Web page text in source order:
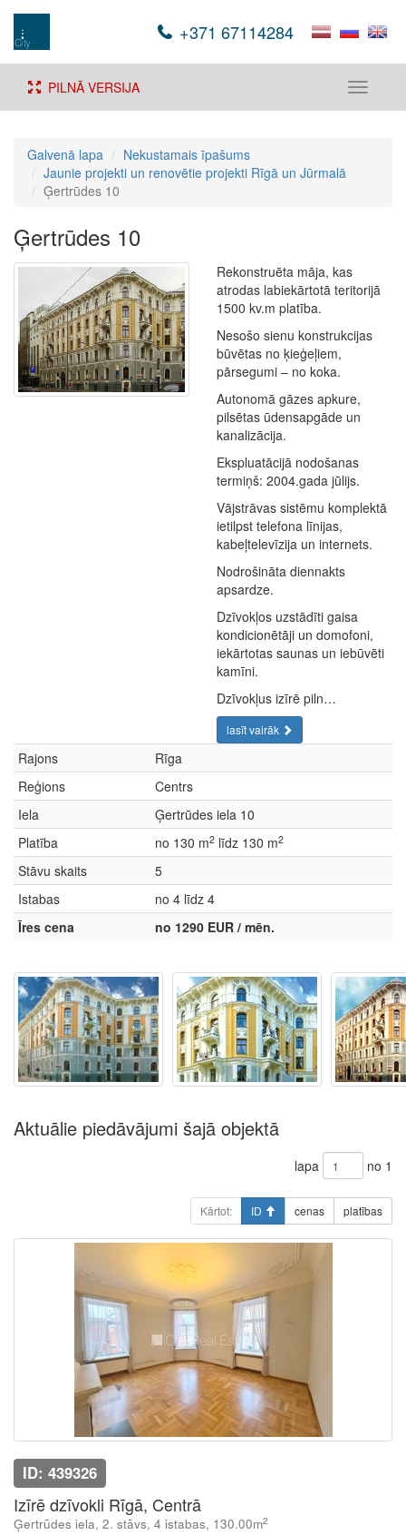
+371 67114284
Toggle
PILNĀ VERSIJA
Galvenā lapa
Nekustamais īpašums
Jaunie projekti un renovētie projekti Rīgā un Jūrmalā
Ģertrūdes 10
Ģertrūdes 10
Rekonstruēta māja, kas
atrodas labiekārtotā teritorijā
1500 kv.m platība.
Nesošo sienu konstrukcijas
būvētas no ķieģeļiem,
pārsegumi – no koka.
Autonomā gāzes apkure,
pilsētas ūdensapgāde un
kanalizācija.
Ekspluatācijā nodošanas
termiņš: 2004.gada jūlijs.
Vājstrāvas sistēmu komplektā
ietilpst telefona līnijas,
kabeļtelevīzija un internets.
Nodrošināta diennakts
apsardze.
Dzīvokļos uzstādīti gaisa
kondicionētāji un domofoni,
iekārtotas saunas un iebūvēti
kamīni.
Dzīvokļus izīrē piln…
lasīt vairāk
Rajons
Rīga
Reģions
Centrs
Iela
Ģertrūdes iela 10
Platība
no 130 m2 līdz 130 m2
Stāvu skaits
5
Istabas
no 4 līdz 4
Īres cena
no 1290 EUR / mēn.
Aktuālie piedāvājumi šajā objektā
lapa no 1
Kārtot: ID cenas platības
ID: 439326
Izīrē dzīvokli Rīgā, Centrā
Ģertrūdes iela, 2. stāvs, 4 istabas, 130.00m2